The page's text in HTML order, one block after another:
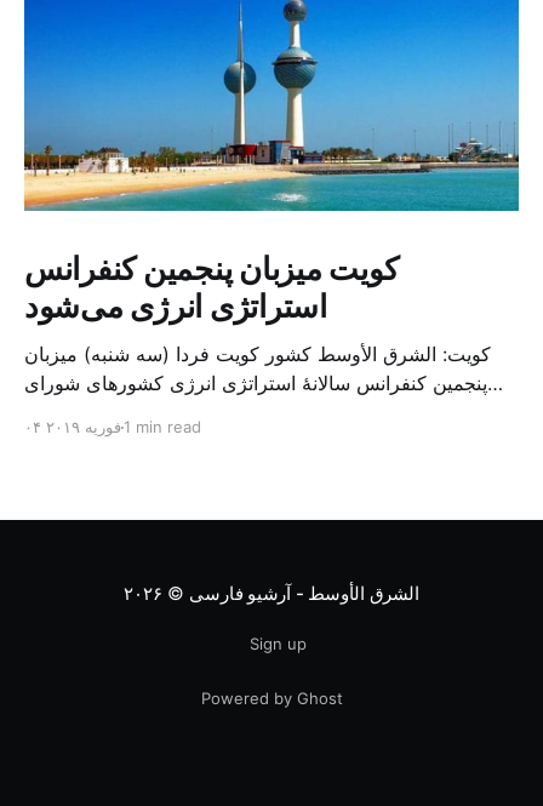
کویت میزبان پنجمین کنفرانس
استراتژی انرژی می‌شود
کویت: الشرق الأوسط کشور کویت فردا (سه شنبه) میزبان
پنجمین کنفرانس سالانهٔ استراتژی انرژی کشورهای شورای
متخصص از شرکت‌های جهانی نفت و گاز در این کنفرانس
۰۴ فوریه ۲۰۱۹1 min read
الشرق الأوسط - آرشیو فارسی © ۲۰۲۶
Sign up
Powered by Ghost